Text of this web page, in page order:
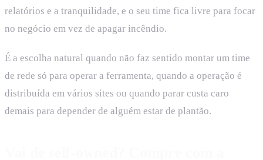
relatórios e a tranquilidade, e o seu time fica livre para focar
no negócio em vez de apagar incêndio.
É a escolha natural quando não faz sentido montar um time
de rede só para operar a ferramenta, quando a operação é
distribuída em vários sites ou quando parar custa caro
demais para depender de alguém estar de plantão.